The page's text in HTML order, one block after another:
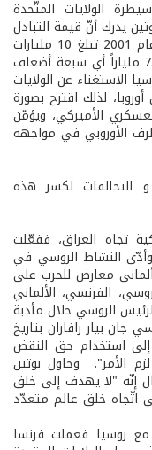
الولايات المتّحدة
يدرك أنّ قيمة التبادل
التجاري بين روسيا والولايات المتّحدة في عام 2001 تبلغ 10 مليارات
يورو في حينّ أنها تبلغ بين روسيا وأوروبا 75 ملياراً أي سبعة أضعاف
عن الولايات
لذلك اقترح بصورة
الأميركي، ويؤمّن
الأوروبي في مواجهة
التحالفات لكسر هذه
تجاه العراق، ففعّلت
وأدّى النشاط الروسي في
معارض للحرب على
الفرنسي، الألماني
الروسي خلال مأدبة
بيار رافاران بتاريخ
إلى استخدام حق النقض
الأمر". وحاول بوتين
إنّه "لا يهدف إلى خلق
خلق عالم متعدّد
روسيا فعملت فرنسا